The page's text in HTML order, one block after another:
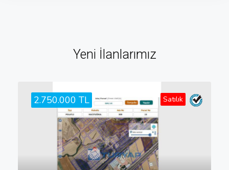
Yeni İlanlarımız
2.750.000 TL Satılık